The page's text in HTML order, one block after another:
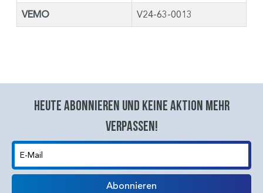
VEMO V24-63-0013
Heute abonnieren und keine aktion mehr
verpassen!
E-Mail
Abonnieren